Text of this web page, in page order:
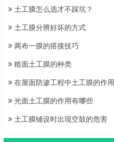
土工膜怎么选才不踩坑？
土工膜分辨好坏的方式
两布一膜的搭接技巧
糙面土工膜的种类
在屋面防渗工程中土工膜的作用
光面土工膜的作用有哪些
土工膜铺设时出现空鼓的危害